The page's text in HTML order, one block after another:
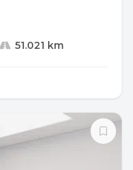
51.021 km